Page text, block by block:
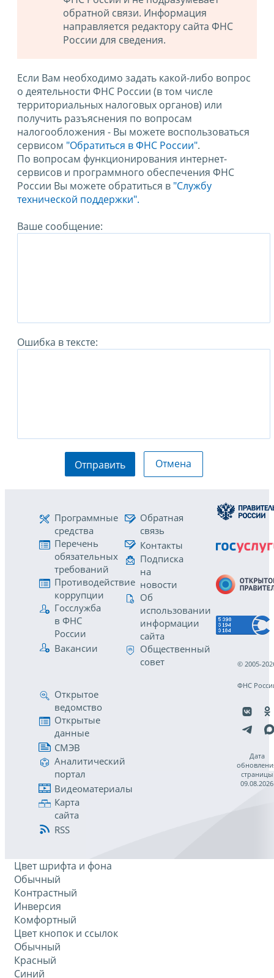
обратной связи. Информация
направляется редактору сайта ФНС
России для сведения.
Если Вам необходимо задать какой-либо вопрос
о деятельности ФНС России (в том числе
территориальных налоговых органов) или
получить разъяснения по вопросам
налогообложения - Вы можете воспользоваться
сервисом "Обратиться в ФНС России".
По вопросам функционирования интернет-
сервисов и программного обеспечения ФНС
России Вы можете обратиться в "Службу
технической поддержки".
Ваше сообщение:
Ошибка в тексте:
Отправить Отмена
Программные
средства
Перечень
обязательных
требований
Противодействие
коррупции
Госслужба
в ФНС
России
Вакансии
Обратная
связь
Контакты
Подписка
на
новости
Об
использовании
информации
сайта
Общественный
совет
Открытое
ведомство
Открытые
данные
СМЭВ
Аналитический
портал
Видеоматериалы
Карта
сайта
RSS
© 2005-
ФНС
Дата
страницы
09.08.2026
Цвет шрифта и фона
Обычный
Контрастный
Инверсия
Комфортный
Цвет кнопок и ссылок
Обычный
Красный
Синий